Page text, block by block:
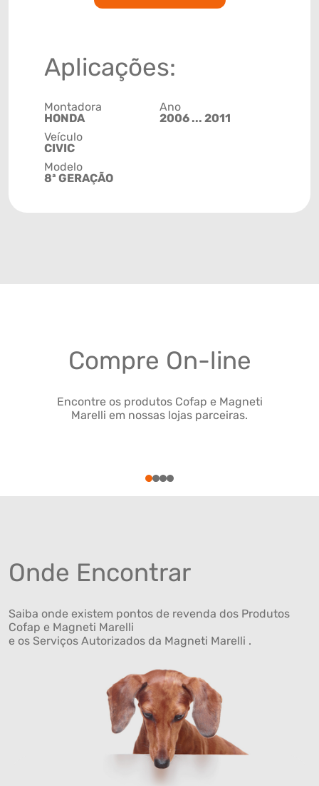
Aplicações:
Montadora
HONDA
Veículo
CIVIC
Modelo
8ª GERAÇÃO
Ano
2006 ... 2011
Compre On-line
Encontre os produtos Cofap e Magneti
Marelli em nossas lojas parceiras.
1234
Onde Encontrar
Saiba onde existem pontos de revenda dos Produtos
Cofap e Magneti Marelli
e os Serviços Autorizados da Magneti Marelli .